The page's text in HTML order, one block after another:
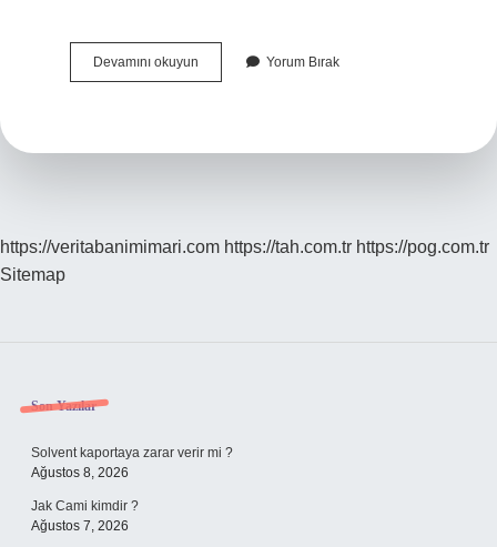
Devamını okuyun Cennette
Insanların
Yorum Bırak
https://veritabanimimari.com https://tah.com.tr https://pog.com.tr
Sitemap
Sidebar
Son Yazılar
Solvent kaportaya zarar verir mi ?
Ağustos 8, 2026
Jak Cami kimdir ?
Ağustos 7, 2026